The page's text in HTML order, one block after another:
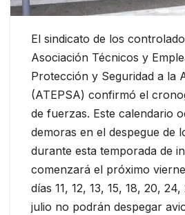
El sindicato de los
Asociación Técnicos y
Protección y Seguridad a la
(ATEPSA) confirmó el
de fuerzas. Este calendario
demoras en el despegue de
durante esta temporada de
comenzará el próximo
días 11, 12, 13, 15, 18, 20,
julio no podrán despegar